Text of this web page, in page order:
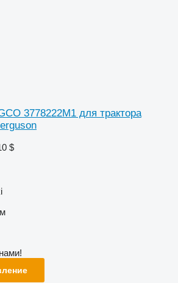
3778222M1 для трактора
$